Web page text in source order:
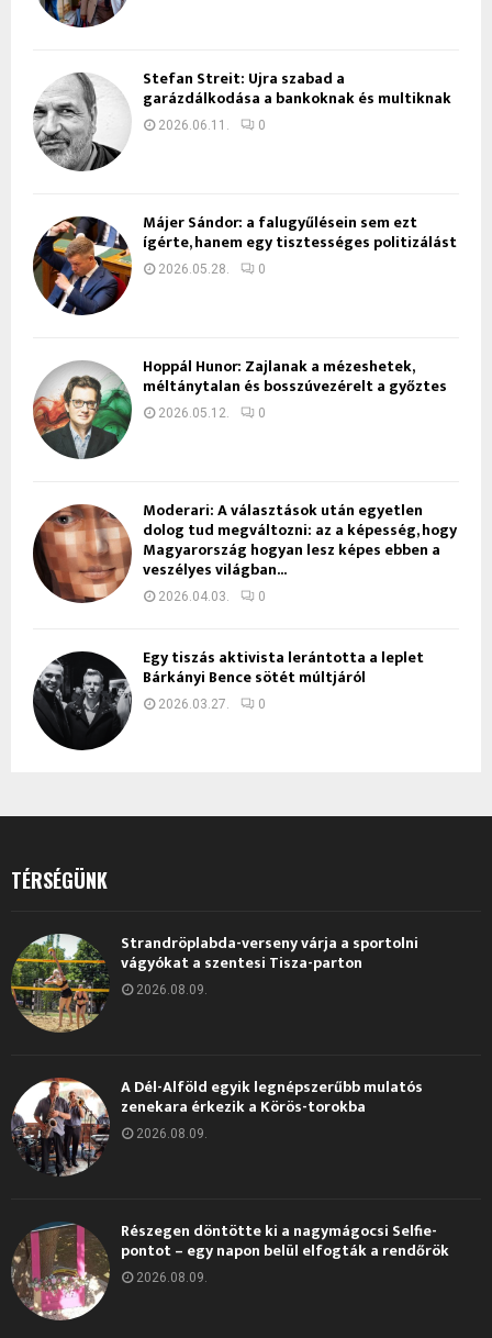
Stefan Streit: Újra szabad a
garázdálkodása a bankoknak és multiknak
2026.06.11. 0
Májer Sándor: a falugyűlésein sem ezt
ígérte, hanem egy tisztességes politizálást
2026.05.28. 0
Hoppál Hunor: Zajlanak a mézeshetek,
méltánytalan és bosszúvezérelt a győztes
2026.05.12. 0
Moderari: A választások után egyetlen
dolog tud megváltozni: az a képesség, hogy
Magyarország hogyan lesz képes ebben a
veszélyes világban...
2026.04.03. 0
Egy tiszás aktivista lerántotta a leplet
Bárkányi Bence sötét múltjáról
2026.03.27. 0
TÉRSÉGÜNK
Strandröplabda-verseny várja a sportolni
vágyókat a szentesi Tisza-parton
2026.08.09.
A Dél-Alföld egyik legnépszerűbb mulatós
zenekara érkezik a Körös-torokba
2026.08.09.
Részegen döntötte ki a nagymágocsi Selfie-
pontot – egy napon belül elfogták a rendőrök
2026.08.09.